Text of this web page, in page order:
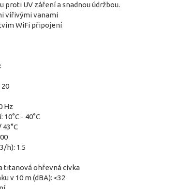
proti UV záření a snadnou údržbou.
vířivými vanami
WiFi připojení
Hz
- 40°C
h): 1.5
titanová ohřevná cívka
v 10 m (dBA): <32